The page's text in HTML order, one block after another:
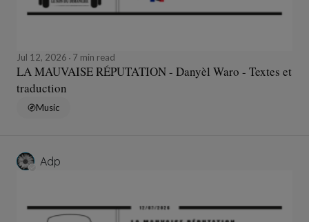
Jul 12, 2026 7 min read
LA MAUVAISE RÉPUTATION - Danyèl Waro - Textes et
traduction
Music
Adp